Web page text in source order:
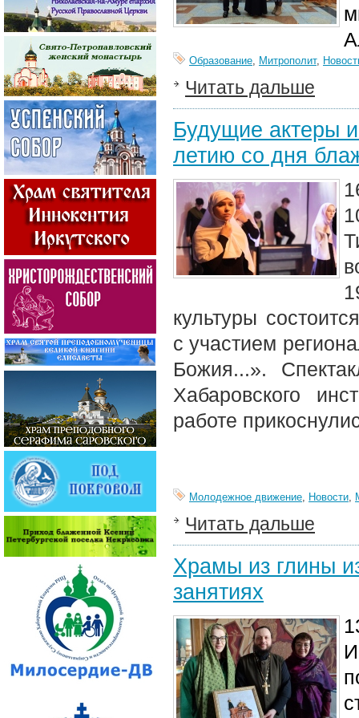
Образование, Митрополит,
Читать дальше
Будущие актеры
летию со дня
культуры
с участием
Божия...».
Хабаровского
работе
Молодежное движение, Новости,
Читать дальше
Храмы из глины
занятиях